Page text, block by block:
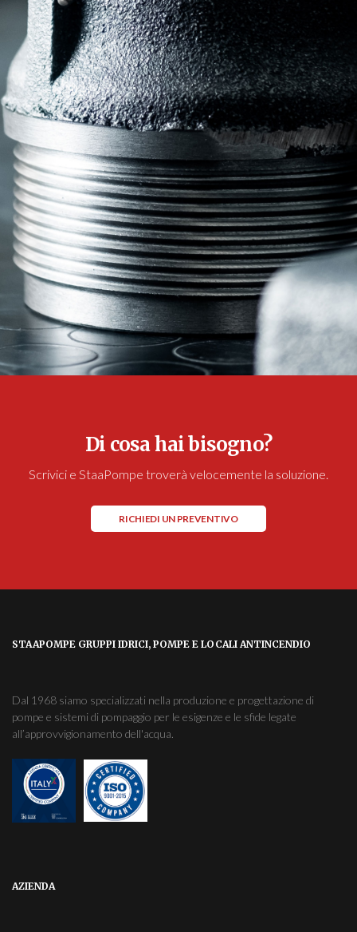
Di cosa hai bisogno?
Scrivici e StaaPompe troverà velocemente la soluzione.
RICHIEDI UN PREVENTIVO
STAAPOMPE GRUPPI IDRICI, POMPE E LOCALI ANTINCENDIO
Dal 1968 siamo specializzati nella produzione e progettazione di
pompe e sistemi di pompaggio per le esigenze e le sfide legate
all’approvvigionamento dell'acqua.
AZIENDA